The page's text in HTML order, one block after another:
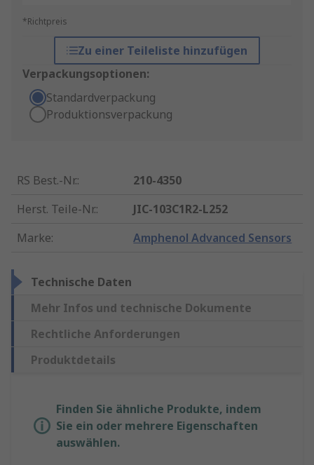
*Richtpreis
Zu einer Teileliste hinzufügen
Verpackungsoptionen:
Standardverpackung
Produktionsverpackung
RS Best.-Nr.:
210-4350
Herst. Teile-Nr.:
JIC-103C1R2-L252
Marke: Amphenol Advanced Sensors
Technische Daten
Mehr Infos und technische Dokumente
Rechtliche Anforderungen
Produktdetails
Finden Sie ähnliche Produkte, indem
Sie ein oder mehrere Eigenschaften
auswählen.